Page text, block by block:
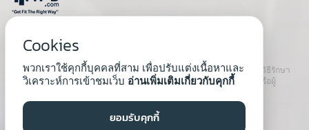
About Us|นโยบายความเป็นส่วนตัว
เนื้อหาที่ใช้ในเว็บนี้ ไม่สามารถใช้แทนคำปรึกษา คำแนะนำ วินิจฉัย หรือวิธีรักษา
โรคที่แนะนำจากผู้เชี่ยวชาญหรือแพทย์ได้ เราสนับสนุนให้ปรึกษาแพทย์หรือผู้
Developed by : Natthapong Tuscharoen
Cookies
พวกเราใช้คุกกี้บุคคลที่สาม เพื่อปรับแต่งเนื้อหาและ
วิเคราะห์การเข้าชมเว็บ อ่านเพิ่มเติมเกี่ยวกับคุกกี้
ยอมรับคุกกี้